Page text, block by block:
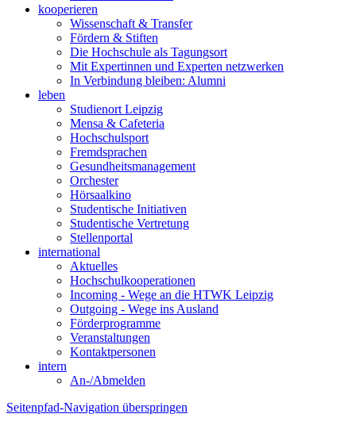
kooperieren
Wissenschaft & Transfer
Fördern & Stiften
Die Hochschule als Tagungsort
Mit Expertinnen und Experten netzwerken
In Verbindung bleiben: Alumni
leben
Studienort Leipzig
Mensa & Cafeteria
Hochschulsport
Fremdsprachen
Gesundheitsmanagement
Orchester
Hörsaalkino
Studentische Initiativen
Studentische Vertretung
Stellenportal
international
Aktuelles
Hochschulkooperationen
Incoming - Wege an die HTWK Leipzig
Outgoing - Wege ins Ausland
Förderprogramme
Veranstaltungen
Kontaktpersonen
intern
An-/Abmelden
Seitenpfad-Navigation überspringen